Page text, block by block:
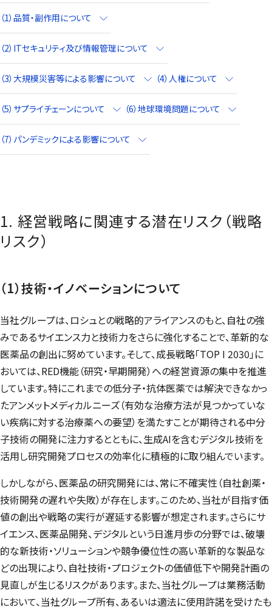
（1）品質・副作用について
（2）ITセキュリティ及び情報管理について
（3）大規模災害等による影響について （4）人権について
（5）サプライチェーンについて （6）地球環境問題について
（7）パンデミックによる影響について
1. 経営戦略に関連する潜在リスク（戦略
リスク）
（1）技術・イノベーションについて
当社グループは、ロシュとの戦略的アライアンスのもと、自社の強
みであるサイエンス力と技術力をさらに強化することで、革新的な
医薬品の創出に努めています。そして、成長戦略「TOP I 2030」に
おいては、RED機能（研究・早期開発）への経営資源の集中を推進
しています。特にこれまでの低分子・抗体医薬では解決できなかっ
たアンメットメディカルニーズ（有効な治療方法が見つかっていな
い疾病に対する治療薬への要望）を満たすことが期待される中分
子技術の開発に注力するとともに、生成AIを含むデジタル技術を
活用し研究開発プロセスの効率化に積極的に取り組んでいます。
しかしながら、医薬品の研究開発には、常に不確実性（自社創薬・
技術開発の遅れや失敗）が存在します。このため、当社が目指す価
値の創出や戦略の実行が遅延する影響が想定されます。さらにサ
イエンス、医薬品開発、デジタルという日進月歩の分野では、破壊
的な新技術・ソリューションや競争優位性の高い革新的な製品な
どの出現により、自社技術・プロジェクトの価値低下や開発計画の
見直しが生じるリスクがあります。また、当社グループは業務活動
において、当社グループ所有、あるいは適法に使用許諾を受けたも